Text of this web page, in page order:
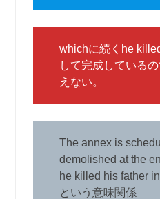
whichに続くhe
して完成している
えない。
The annex is
demolished at the
he killed his father
という意味関係